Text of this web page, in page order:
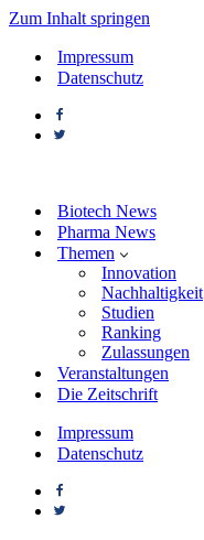
Zum Inhalt springen
Impressum
Datenschutz
Biotech News
Pharma News
Themen
Innovation
Nachhaltigkeit
Studien
Ranking
Zulassungen
Veranstaltungen
Die Zeitschrift
Impressum
Datenschutz